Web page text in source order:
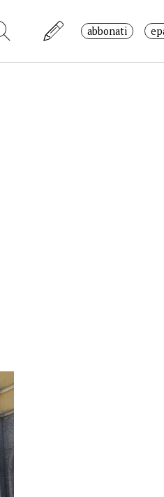
abbonati